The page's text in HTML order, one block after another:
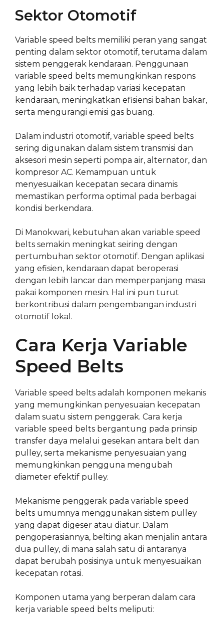
Sektor Otomotif
Variable speed belts memiliki peran yang sangat
penting dalam sektor otomotif, terutama dalam
sistem penggerak kendaraan. Penggunaan
variable speed belts memungkinkan respons
yang lebih baik terhadap variasi kecepatan
kendaraan, meningkatkan efisiensi bahan bakar,
serta mengurangi emisi gas buang.
Dalam industri otomotif, variable speed belts
sering digunakan dalam sistem transmisi dan
aksesori mesin seperti pompa air, alternator, dan
kompresor AC. Kemampuan untuk
menyesuaikan kecepatan secara dinamis
memastikan performa optimal pada berbagai
kondisi berkendara.
Di Manokwari, kebutuhan akan variable speed
belts semakin meningkat seiring dengan
pertumbuhan sektor otomotif. Dengan aplikasi
yang efisien, kendaraan dapat beroperasi
dengan lebih lancar dan memperpanjang masa
pakai komponen mesin. Hal ini pun turut
berkontribusi dalam pengembangan industri
otomotif lokal.
Cara Kerja Variable
Speed Belts
Variable speed belts adalah komponen mekanis
yang memungkinkan penyesuaian kecepatan
dalam suatu sistem penggerak. Cara kerja
variable speed belts bergantung pada prinsip
transfer daya melalui gesekan antara belt dan
pulley, serta mekanisme penyesuaian yang
memungkinkan pengguna mengubah
diameter efektif pulley.
Mekanisme penggerak pada variable speed
belts umumnya menggunakan sistem pulley
yang dapat digeser atau diatur. Dalam
pengoperasiannya, belting akan menjalin antara
dua pulley, di mana salah satu di antaranya
dapat berubah posisinya untuk menyesuaikan
kecepatan rotasi.
Komponen utama yang berperan dalam cara
kerja variable speed belts meliputi: